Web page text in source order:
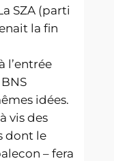
SZA (parti
la fin
l’entrée
idées.
vis des
dont le
– fera